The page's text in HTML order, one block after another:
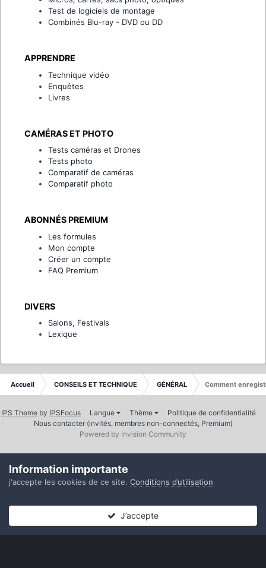
Test de logiciels de montage
Combinés Blu-ray - DVD ou DD
APPRENDRE
Technique vidéo
Enquêtes
Livres
CAMÉRAS ET PHOTO
Tests caméras et Drones
Tests photo
Comparatif de caméras
Comparatif photo
ABONNÉS PREMIUM
Les formules
Mon compte
Créer un compte
FAQ Premium
DIVERS
Salons, Festivals
Lexique
Accueil CONSEILS ET TECHNIQUE GÉNÉRAL Comment
IPS Theme by IPSFocus Langue Thème
Politique de confidentialité
Nous contacter (invités, membres non-connectés, Premium)
Powered by Invision Community
Information importante
j'accepte les cookies de ce site. Conditions d’utilisation
J’accepte